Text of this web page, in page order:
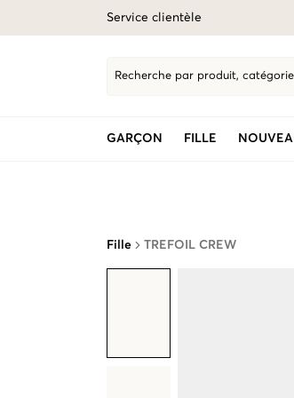
Service clientèle
Recherche par produit,
GARÇON FILLE
Fille TREFOIL CREW